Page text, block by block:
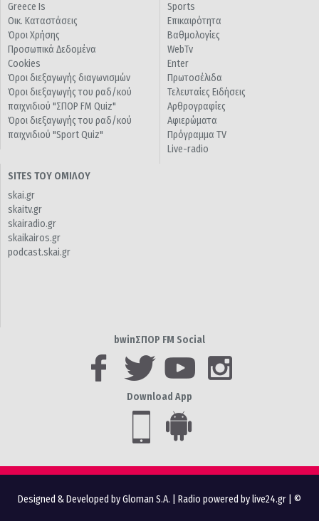
Greece Is
Οικ. Καταστάσεις
Όροι Χρήσης
Προσωπικά Δεδομένα
Cookies
Όροι διεξαγωγής διαγωνισμών
Όροι διεξαγωγής του ραδ/κού
παιχνιδιού "ΣΠΟΡ FM Quiz"
Όροι διεξαγωγής του ραδ/κού
παιχνιδιού "Sport Quiz"
Sports
Επικαιρότητα
Βαθμολογίες
WebTv
Enter
Πρωτοσέλιδα
Τελευταίες Ειδήσεις
Αρθρογραφίες
Αφιερώματα
Πρόγραμμα TV
Live-radio
SITES ΤΟΥ ΟΜΙΛΟΥ
skai.gr
skaitv.gr
skairadio.gr
skaikairos.gr
podcast.skai.gr
bwinΣΠΟΡ FM Social
Download App
Designed & Developed by Gloman S.A. Radio powered by live24.gr | ©